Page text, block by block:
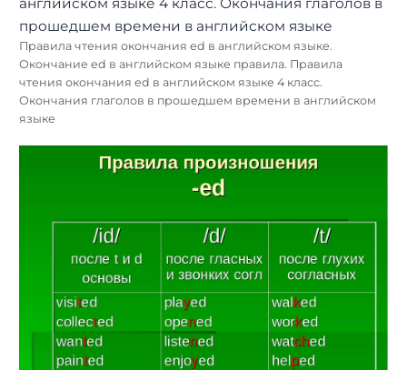
Правила чтения окончания ed в английском языке.
Окончание ed в английском языке правила. Правила
чтения окончания ed в английском языке 4 класс.
Окончания глаголов в прошедшем времени в английском
языке